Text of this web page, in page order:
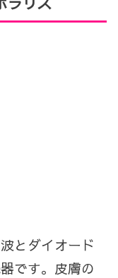
とダイオード
です。 皮膚の